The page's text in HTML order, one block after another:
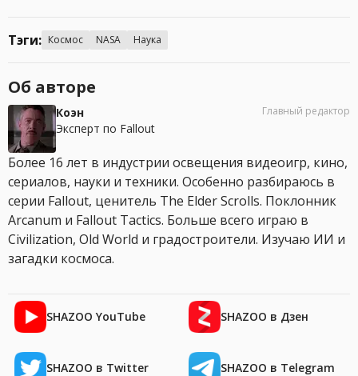
Тэги: Космос NASA Наука
Об авторе
Коэн
Эксперт по Fallout
Главный редактор
Более 16 лет в индустрии освещения видеоигр, кино,
сериалов, науки и техники. Особенно разбираюсь в
серии Fallout, ценитель The Elder Scrolls. Поклонник
Arcanum и Fallout Tactics. Больше всего играю в
Civilization, Old World и градостроители. Изучаю ИИ и
загадки космоса.
SHAZOO YouTube SHAZOO в Дзен
SHAZOO в Twitter SHAZOO в Telegram